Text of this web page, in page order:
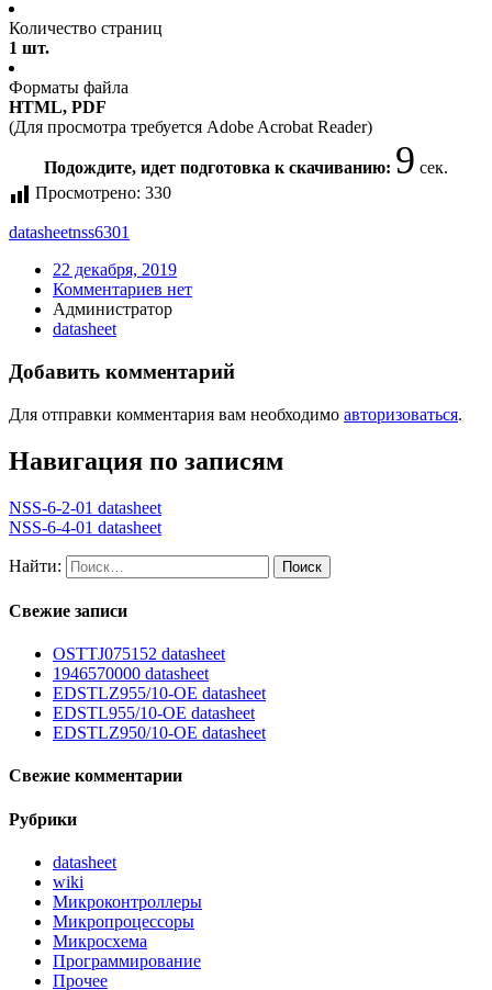
Количество страниц
1 шт.
Форматы файла
HTML, PDF
(Для просмотра требуется Adobe Acrobat Reader)
Подождите, идет подготовка к скачиванию: 9 сек.
Просмотрено: 330
datasheetnss6301
22 декабря, 2019
Комментариев нет
Администратор
datasheet
Добавить комментарий
Для отправки комментария вам необходимо авторизоваться.
Навигация по записям
NSS-6-2-01 datasheet
NSS-6-4-01 datasheet
Найти:
Свежие записи
OSTTJ075152 datasheet
1946570000 datasheet
EDSTLZ955/10-OE datasheet
EDSTL955/10-OE datasheet
EDSTLZ950/10-OE datasheet
Свежие комментарии
Рубрики
datasheet
wiki
Микроконтроллеры
Микропроцессоры
Микросхема
Программирование
Прочее